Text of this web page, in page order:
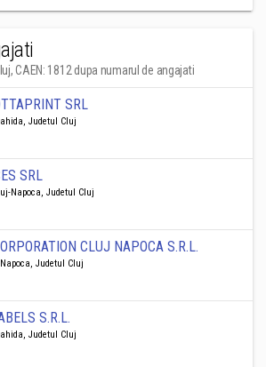
CAEN: 1812 dupa numarul de angajati
SRL
Judetul Cluj
SRL
Napoca, Judetul Cluj
CLUJ NAPOCA S.R.L.
Judetul Cluj
S.R.L.
Judetul Cluj